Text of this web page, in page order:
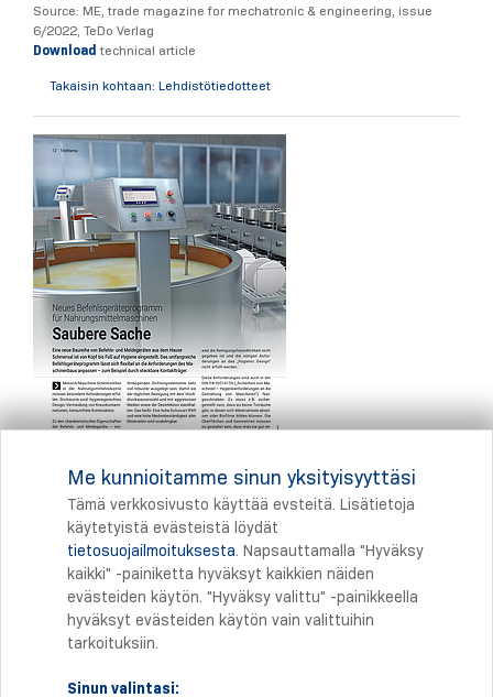
Source: ME, trade magazine for mechatronic & engineering, issue
6/2022, TeDo Verlag
Download technical article
Takaisin kohtaan: Lehdistötiedotteet
Tulostus
Me kunnioitamme sinun yksityisyyttäsi
Tämä verkkosivusto käyttää evsteitä. Lisätietoja
käytetyistä evästeistä löydät
tietosuojailmoituksesta. Napsauttamalla "Hyväksy
kaikki" -painiketta hyväksyt kaikkien näiden
evästeiden käytön. "Hyväksy valittu" -painikkeella
hyväksyt evästeiden käytön vain valittuihin
tarkoituksiin.
Sinun valintasi: